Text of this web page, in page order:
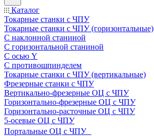
Каталог
Токарные станки с ЧПУ
Токарные станки с ЧПУ (горизонтальные)
С наклонной станиной
С горизонтальной станиной
С осью Y
С противошпинделем
Токарные станки с ЧПУ (вертикальные)
Фрезерные станки с ЧПУ
Вертикально-фрезерные ОЦ с ЧПУ
Горизонтально-фрезерные ОЦ с ЧПУ
Горизонтально-расточные ОЦ с ЧПУ
5-осевые ОЦ с ЧПУ
Портальные ОЦ с ЧПУ